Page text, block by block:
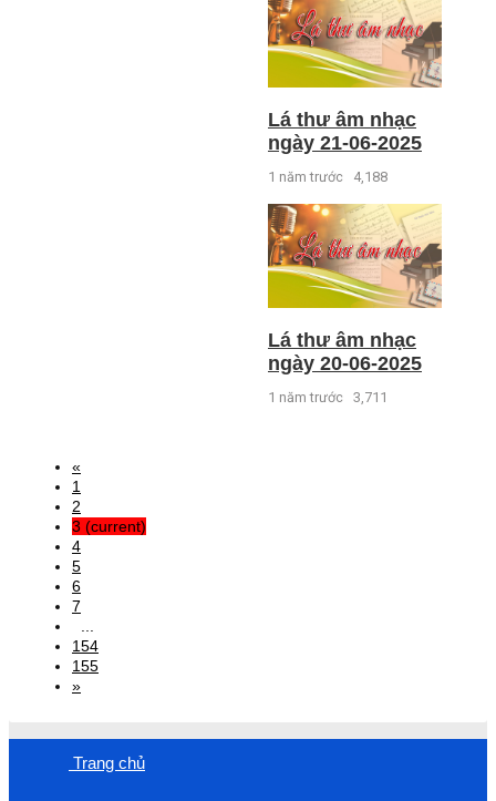
Lá thư âm nhạc
ngày 21-06-2025
1 năm trước 4,188
Lá thư âm nhạc
ngày 20-06-2025
1 năm trước 3,711
«
1
2
3 (current)
4
5
6
7
...
154
155
»
Trang chủ